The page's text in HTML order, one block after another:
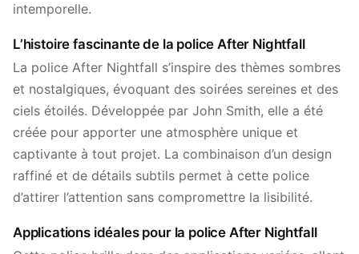
intemporelle.
L’histoire fascinante de la police After Nightfall
La police After Nightfall s’inspire des thèmes sombres
et nostalgiques, évoquant des soirées sereines et des
ciels étoilés. Développée par John Smith, elle a été
créée pour apporter une atmosphère unique et
captivante à tout projet. La combinaison d’un design
raffiné et de détails subtils permet à cette police
d’attirer l’attention sans compromettre la lisibilité.
Applications idéales pour la police After Nightfall